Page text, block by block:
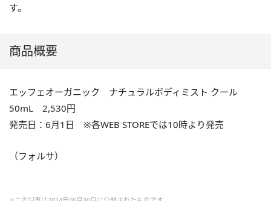
す。
商品概要
エッフェオーガニック ナチュラルボディミスト クール
50mL 2,530円
発売日：6月1日 ※各WEB STOREでは10時より発売
（フォルサ）